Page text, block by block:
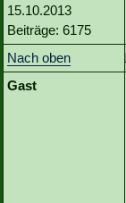
15.10.2013
Beiträge: 6175
Nach oben
Gast